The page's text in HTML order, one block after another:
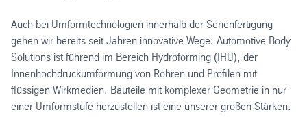
Auch bei Umformtechnologien innerhalb der Serienfertigung
gehen wir bereits seit Jahren innovative Wege: Automotive Body
Solutions ist führend im Bereich Hydroforming (IHU), der
Innenhochdruckumformung von Rohren und Profilen mit
flüssigen Wirkmedien. Bauteile mit komplexer Geometrie in nur
einer Umformstufe herzustellen ist eine unserer großen Stärken.